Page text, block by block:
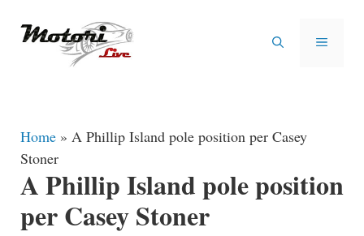
MENU
Home » A Phillip Island pole position per Casey
Stoner
A Phillip Island pole position
per Casey Stoner